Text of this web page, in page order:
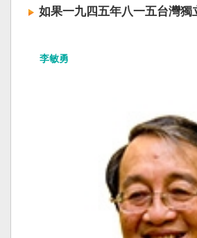
如果一九四五年八一五台灣獨
李敏勇